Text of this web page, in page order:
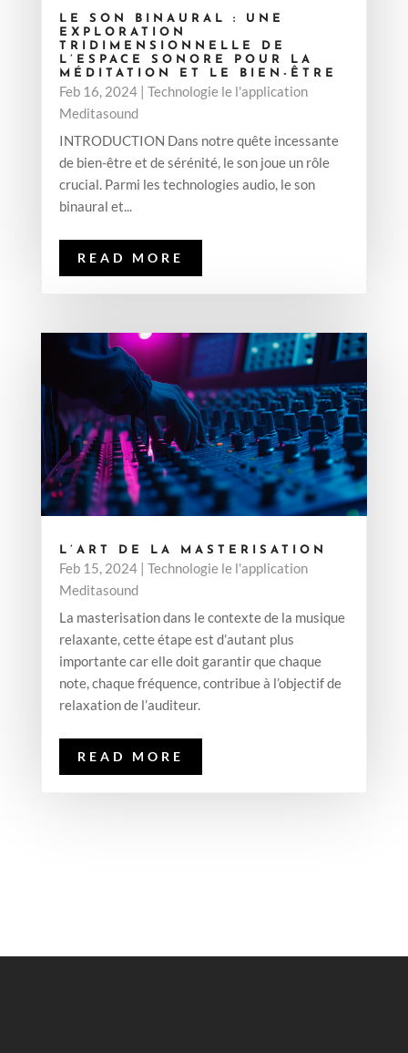
LE SON BINAURAL : UNE
EXPLORATION
TRIDIMENSIONNELLE DE
L’ESPACE SONORE POUR LA
MÉDITATION ET LE BIEN-ÊTRE
Feb 16, 2024| Technologie le l'application
Meditasound
INTRODUCTION Dans notre quête incessante
de bien-être et de sérénité, le son joue un rôle
crucial. Parmi les technologies audio, le son
binaural et...
READ MORE
L’ART DE LA MASTERISATION
Feb 15, 2024| Technologie le l'application
Meditasound
La masterisation dans le contexte de la musique
relaxante, cette étape est d’autant plus
importante car elle doit garantir que chaque
note, chaque fréquence, contribue à l’objectif de
relaxation de l’auditeur.
READ MORE